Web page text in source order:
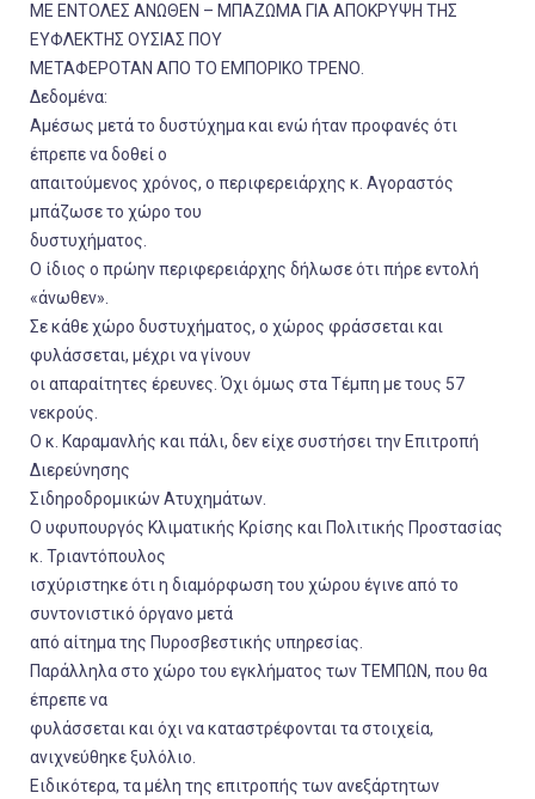
ΜΕ ΕΝΤΟΛΕΣ ΑΝΩΘΕΝ – ΜΠΑΖΩΜΑ ΓΙΑ ΑΠΟΚΡΥΨΗ ΤΗΣ
ΕΥΦΛΕΚΤΗΣ ΟΥΣΙΑΣ ΠΟΥ
ΜΕΤΑΦΕΡΟΤΑΝ ΑΠΟ ΤΟ ΕΜΠΟΡΙΚΟ ΤΡΕΝΟ.
Δεδομένα:
Αμέσως μετά το δυστύχημα και ενώ ήταν προφανές ότι
έπρεπε να δοθεί ο
απαιτούμενος χρόνος, ο περιφερειάρχης κ. Αγοραστός
μπάζωσε το χώρο του
δυστυχήματος.
Ο ίδιος ο πρώην περιφερειάρχης δήλωσε ότι πήρε εντολή
«άνωθεν».
Σε κάθε χώρο δυστυχήματος, ο χώρος φράσσεται και
φυλάσσεται, μέχρι να γίνουν
οι απαραίτητες έρευνες. Όχι όμως στα Τέμπη με τους 57
νεκρούς.
Ο κ. Καραμανλής και πάλι, δεν είχε συστήσει την Επιτροπή
Διερεύνησης
Σιδηροδρομικών Ατυχημάτων.
Ο υφυπουργός Κλιματικής Κρίσης και Πολιτικής Προστασίας
κ. Τριαντόπουλος
ισχύριστηκε ότι η διαμόρφωση του χώρου έγινε από το
συντονιστικό όργανο μετά
από αίτημα της Πυροσβεστικής υπηρεσίας.
Παράλληλα στο χώρο του εγκλήματος των ΤΕΜΠΩΝ, που θα
έπρεπε να
φυλάσσεται και όχι να καταστρέφονται τα στοιχεία,
ανιχνεύθηκε ξυλόλιο.
Ειδικότερα, τα μέλη της επιτροπής των ανεξάρτητων